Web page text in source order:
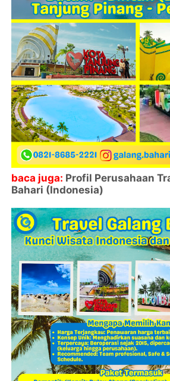
baca juga: Profil Perusahaan
Bahari (Indonesia)